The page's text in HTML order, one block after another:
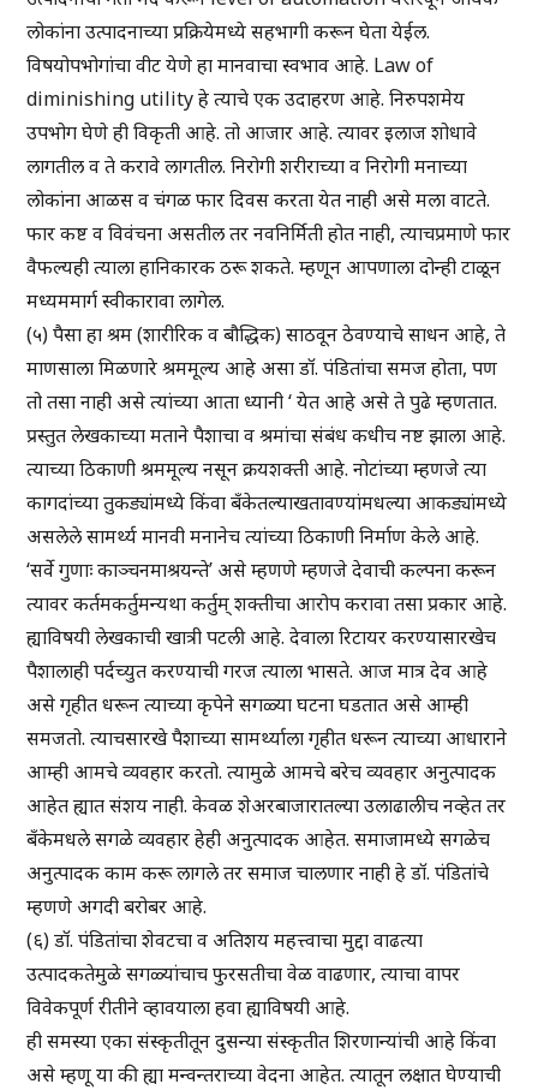
लोकांना उत्पादनाच्या प्रक्रियेमध्ये सहभागी करून घेता येईल.
विषयोपभोगांचा वीट येणे हा मानवाचा स्वभाव आहे. Law of
diminishing utility हे त्याचे एक उदाहरण आहे. निरुपशमेय
उपभोग घेणे ही विकृती आहे. तो आजार आहे. त्यावर इलाज शोधावे
लागतील व ते करावे लागतील. निरोगी शरीराच्या व निरोगी मनाच्या
लोकांना आळस व चंगळ फार दिवस करता येत नाही असे मला वाटते.
फार कष्ट व विवंचना असतील तर नवनिर्मिती होत नाही, त्याचप्रमाणे फार
वैफल्यही त्याला हानिकारक ठरू शकते. म्हणून आपणाला दोन्ही टाळून
मध्यममार्ग स्वीकारावा लागेल.
(५) पैसा हा श्रम (शारीरिक व बौद्धिक) साठवून ठेवण्याचे साधन आहे, ते
माणसाला मिळणारे श्रममूल्य आहे असा डॉ. पंडितांचा समज होता, पण
तो तसा नाही असे त्यांच्या आता ध्यानी ‘ येत आहे असे ते पुढे म्हणतात.
प्रस्तुत लेखकाच्या मताने पैशाचा व श्रमांचा संबंध कधीच नष्ट झाला आहे.
त्याच्या ठिकाणी श्रममूल्य नसून क्रयशक्ती आहे. नोटांच्या म्हणजे त्या
कागदांच्या तुकड्यांमध्ये किंवा बँकेतल्याखतावण्यांमधल्या आकड्यांमध्ये
असलेले सामर्थ्य मानवी मनानेच त्यांच्या ठिकाणी निर्माण केले आहे.
‘सर्वे गुणाः काञ्चनमाश्रयन्ते’ असे म्हणणे म्हणजे देवाची कल्पना करून
त्यावर कर्तमकर्तुमन्यथा कर्तुम् शक्तीचा आरोप करावा तसा प्रकार आहे.
ह्याविषयी लेखकाची खात्री पटली आहे. देवाला रिटायर करण्यासारखेच
पैशालाही पर्दच्युत करण्याची गरज त्याला भासते. आज मात्र देव आहे
असे गृहीत धरून त्याच्या कृपेने सगळ्या घटना घडतात असे आम्ही
समजतो. त्याचसारखे पैशाच्या सामर्थ्याला गृहीत धरून त्याच्या आधाराने
आम्ही आमचे व्यवहार करतो. त्यामुळे आमचे बरेच व्यवहार अनुत्पादक
आहेत ह्यात संशय नाही. केवळ शेअरबाजारातल्या उलाढालीच नव्हेत तर
बँकेमधले सगळे व्यवहार हेही अनुत्पादक आहेत. समाजामध्ये सगळेच
अनुत्पादक काम करू लागले तर समाज चालणार नाही हे डॉ. पंडितांचे
म्हणणे अगदी बरोबर आहे.
(६) डॉ. पंडितांचा शेवटचा व अतिशय महत्त्वाचा मुद्दा वाढत्या
उत्पादकतेमुळे सगळ्यांचाच फुरसतीचा वेळ वाढणार, त्याचा वापर
विवेकपूर्ण रीतीने व्हावयाला हवा ह्याविषयी आहे.
ही समस्या एका संस्कृतीतून दुसन्या संस्कृतीत शिरणान्यांची आहे किंवा
असे म्हणू या की ह्या मन्वन्तराच्या वेदना आहेत. त्यातून लक्षात घेण्याची